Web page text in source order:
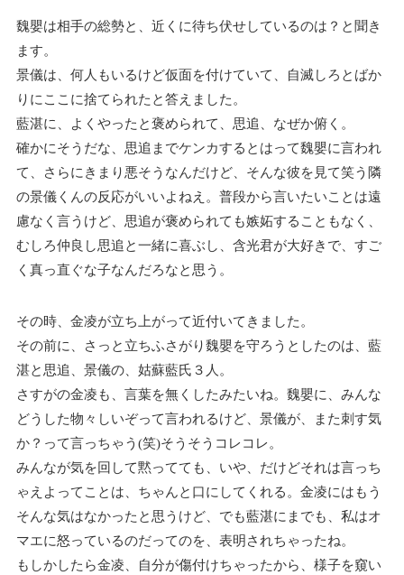
魏嬰は相手の総勢と、近くに待ち伏せしているのは？と聞き
ます。
景儀は、何人もいるけど仮面を付けていて、自滅しろとばか
りにここに捨てられたと答えました。
藍湛に、よくやったと褒められて、思追、なぜか俯く。
確かにそうだな、思追までケンカするとはって魏嬰に言われ
て、さらにきまり悪そうなんだけど、そんな彼を見て笑う隣
の景儀くんの反応がいいよねえ。普段から言いたいことは遠
慮なく言うけど、思追が褒められても嫉妬することもなく、
むしろ仲良し思追と一緒に喜ぶし、含光君が大好きで、すご
く真っ直ぐな子なんだろなと思う。
その時、金凌が立ち上がって近付いてきました。
その前に、さっと立ちふさがり魏嬰を守ろうとしたのは、藍
湛と思追、景儀の、姑蘇藍氏３人。
さすがの金凌も、言葉を無くしたみたいね。魏嬰に、みんな
どうした物々しいぞって言われるけど、景儀が、また刺す気
か？って言っちゃう(笑)そうそうコレコレ。
みんなが気を回して黙ってても、いや、だけどそれは言っち
ゃえよってことは、ちゃんと口にしてくれる。金凌にはもう
そんな気はなかったと思うけど、でも藍湛にまでも、私はオ
マエに怒っているのだってのを、表明されちゃったね。
もしかしたら金凌、自分が傷付けちゃったから、様子を窺い